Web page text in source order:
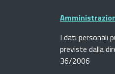
I dati personali
previste dalla
36/2006